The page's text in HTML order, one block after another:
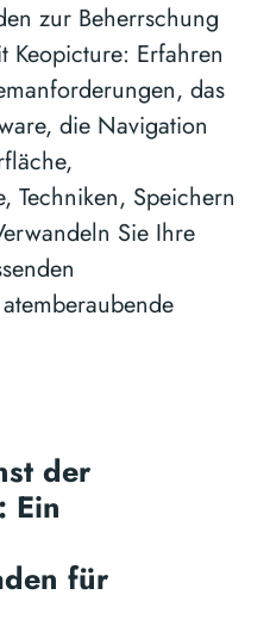
zur Beherrschung
Keopicture: Erfahren
das
die Navigation
Techniken, Speichern
Sie Ihre
der
Ein
für